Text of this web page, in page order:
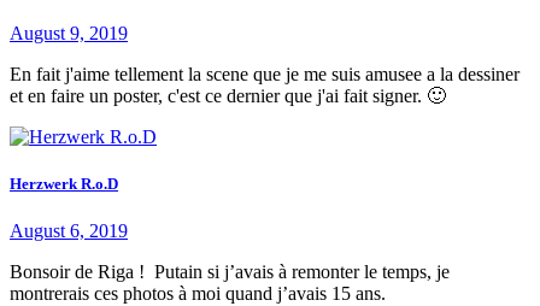
August 9, 2019
En fait j'aime tellement la scene que je me suis amusee a la dessiner
et en faire un poster, c'est ce dernier que j'ai fait signer. 🙂
Herzwerk R.o.D
August 6, 2019
Bonsoir de Riga ! Putain si j’avais à remonter le temps, je
montrerais ces photos à moi quand j’avais 15 ans.